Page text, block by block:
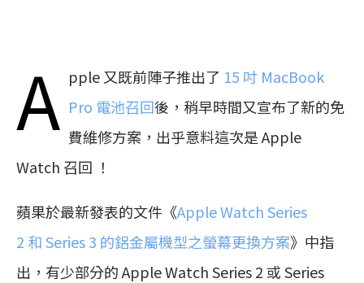
A pple 又既前陣子推出了 15 吋 MacBook
Pro 電池召回後，稍早時間又宣布了新的免
費維修方案，出乎意料這次是 Apple
Watch 召回 ！
蘋果於最新發表的文件《Apple Watch Series
2 和 Series 3 的鋁金屬機型之螢幕更換方案》中指
出，有少部分的 Apple Watch Series 2 或 Series